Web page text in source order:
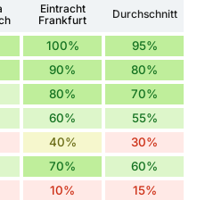
Eintracht
Frankfurt
Durchschnitt
100% 95%
90% 80%
80% 70%
60% 55%
40% 30%
70% 60%
10% 15%